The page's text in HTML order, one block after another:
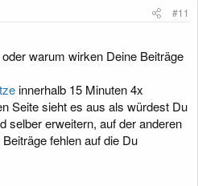
#11
warum wirken Deine Beiträge
innerhalb 15 Minuten 4x
Seite sieht es aus als würdest Du
selber erweitern, auf der anderen
fehlen auf die Du